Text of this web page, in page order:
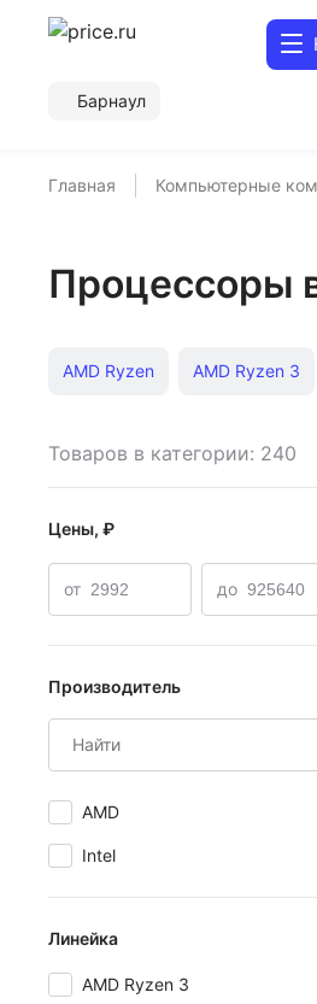
Барнаул
Главная Компьютерные
Процессоры
AMD Ryzen AMD Ryzen 3
Товаров в категории: 240
Цены, ₽
от до
Производитель
AMD
Intel
Линейка
AMD Ryzen 3